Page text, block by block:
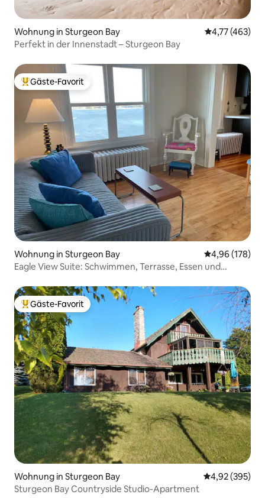
Wohnung in Sturgeon Bay
4,77 (463)
Perfekt in der Innenstadt – Sturgeon Bay
Beliebter Gäste-Favorit.
Gäste-Favorit
Wohnung in Sturgeon Bay
4,96 (178)
Eagle View Suite: Schwimmen, Terrasse, Essen und
Beliebter Gäste-Favorit.
Gäste-Favorit
Wohnung in Sturgeon Bay
4,92 (395)
Sturgeon Bay Countryside Studio-Apartment